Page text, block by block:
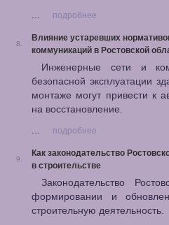
...
подробнее
8.
Влияние устаревших
коммуникаций в Ростовской
Инженерные сети и
безопасной эксплуатации
монтаже могут привести к
на восстановление.
...
подробнее
9.
Как законодательство
в строительстве
Законодательство
формировании и
строительную деятельность.